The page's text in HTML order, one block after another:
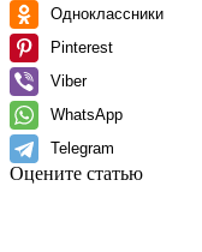
Одноклассники
Pinterest
Viber
WhatsApp
Telegram
Оцените статью